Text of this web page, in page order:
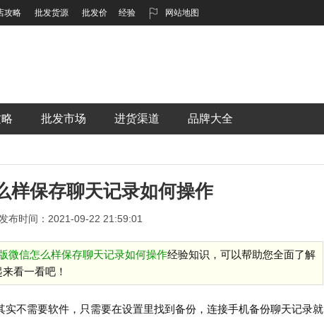
攻略 批发货源 批发价 经验 网站地图
批发市场 进货渠道 品牌大全
样保存聊天记录如何操作
布时间：2021-09-22 21:59:01
微信怎么样保存聊天记录如何操作经验知识，可以帮助您全面了解
看一看吧！
不需要软件，只需要在设置里找到备份，连接手机备份聊天记录就